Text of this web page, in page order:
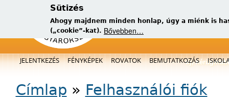
Sütizés
Ahogy majdnem minden honlap, úgy a miénk is
(„cookie”-kat). Bővebben…
új,
Főmenü
JELENTKEZÉS FÉNYKÉPEK ROVATOK BEMUTATKOZÁS
Jelenlegi hely
Címlap » Felhasználói fiók